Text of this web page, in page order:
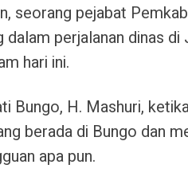
seorang pejabat
dalam perjalanan dinas
hari ini.
Bungo, H. Mashuri,
berada di Bungo dan
apa pun.